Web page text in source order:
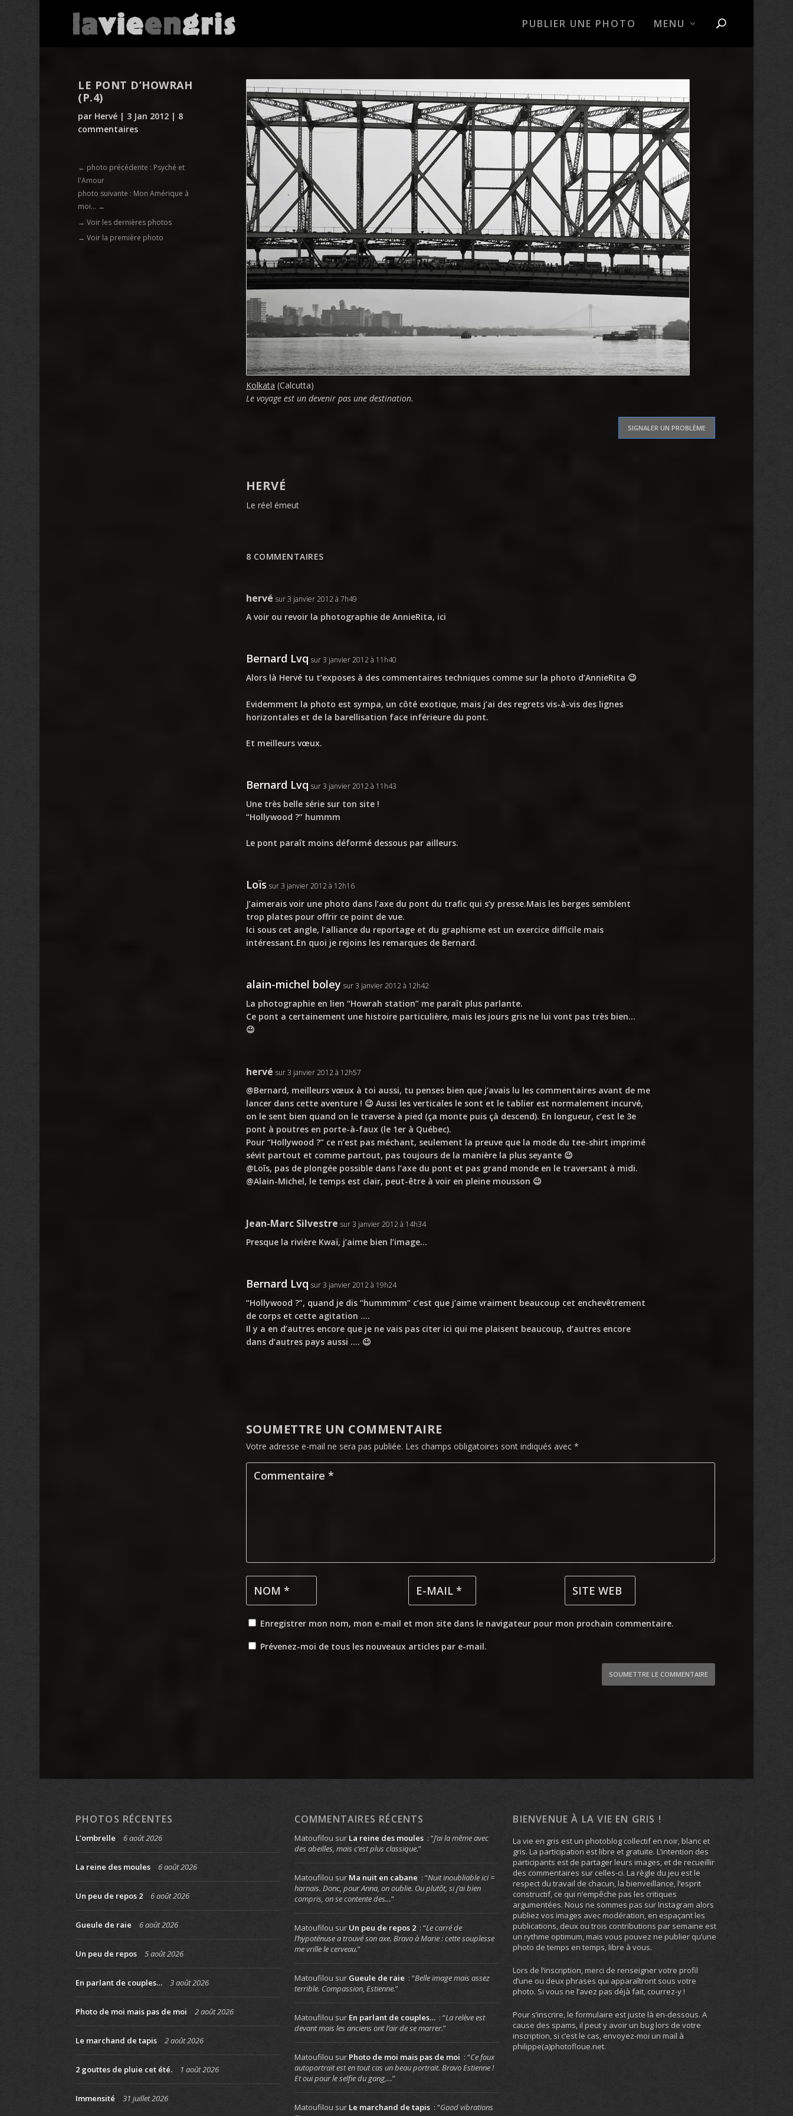
PUBLIER UNE PHOTO MENU
LE PONT D’HOWRAH
(P.4)
par Hervé | 3 Jan 2012 | 8
commentaires
← photo précédente : Psyché et
l'Amour
photo suivante : Mon Amérique à
moi... →
→ Voir les dernières photos
→ Voir la première photo
Kolkata (Calcutta)
Le voyage est un devenir pas une destination.
SIGNALER UN PROBLÈME
HERVÉ
Le réel émeut
8 COMMENTAIRES
hervé sur 3 janvier 2012 à 7h49
A voir ou revoir la photographie de AnnieRita, ici
Bernard Lvq sur 3 janvier 2012 à 11h40
Alors là Hervé tu t’exposes à des commentaires techniques comme sur la photo d’AnnieRita 😉
Evidemment la photo est sympa, un côté exotique, mais j’ai des regrets vis-à-vis des lignes
horizontales et de la barellisation face inférieure du pont.
Et meilleurs vœux.
Bernard Lvq sur 3 janvier 2012 à 11h43
Une très belle série sur ton site !
“Hollywood ?” hummm
Le pont paraît moins déformé dessous par ailleurs.
Loïs sur 3 janvier 2012 à 12h16
J’aimerais voir une photo dans l’axe du pont du trafic qui s’y presse.Mais les berges semblent
trop plates pour offrir ce point de vue.
Ici sous cet angle, l’alliance du reportage et du graphisme est un exercice difficile mais
intéressant.En quoi je rejoins les remarques de Bernard.
alain-michel boley sur 3 janvier 2012 à 12h42
La photographie en lien “Howrah station” me paraît plus parlante.
Ce pont a certainement une histoire particulière, mais les jours gris ne lui vont pas très bien…
😉
hervé sur 3 janvier 2012 à 12h57
@Bernard, meilleurs vœux à toi aussi, tu penses bien que j’avais lu les commentaires avant de me
lancer dans cette aventure ! 😉 Aussi les verticales le sont et le tablier est normalement incurvé,
on le sent bien quand on le traverse à pied (ça monte puis çà descend). En longueur, c’est le 3e
pont à poutres en porte-à-faux (le 1er à Québec).
Pour “Hollywood ?” ce n’est pas méchant, seulement la preuve que la mode du tee-shirt imprimé
sévit partout et comme partout, pas toujours de la manière la plus seyante 😉
@Loîs, pas de plongée possible dans l’axe du pont et pas grand monde en le traversant à midi.
@Alain-Michel, le temps est clair, peut-être à voir en pleine mousson 😉
Jean-Marc Silvestre sur 3 janvier 2012 à 14h34
Presque la rivière Kwaï, j’aime bien l’image…
Bernard Lvq sur 3 janvier 2012 à 19h24
“Hollywood ?”, quand je dis “hummmm” c’est que j’aime vraiment beaucoup cet enchevêtrement
de corps et cette agitation ….
Il y a en d’autres encore que je ne vais pas citer ici qui me plaisent beaucoup, d’autres encore
dans d’autres pays aussi …. 😉
SOUMETTRE UN COMMENTAIRE
Votre adresse e-mail ne sera pas publiée. Les champs obligatoires sont indiqués avec *
Enregistrer mon nom, mon e-mail et mon site dans le navigateur pour mon prochain commentaire.
Prévenez-moi de tous les nouveaux articles par e-mail.
SOUMETTRE LE COMMENTAIRE
PHOTOS RÉCENTES
L’ombrelle 6 août 2026
La reine des moules 6 août 2026
Un peu de repos 2 6 août 2026
Gueule de raie 6 août 2026
Un peu de repos 5 août 2026
En parlant de couples… 3 août 2026
Photo de moi mais pas de moi 2 août 2026
Le marchand de tapis 2 août 2026
2 gouttes de pluie cet été. 1 août 2026
Immensité 31 juillet 2026
COMMENTAIRES RÉCENTS
Matoufilou sur La reine des moules : “J’ai la même avec
des abeilles, mais c’est plus classique.”
Matoufilou sur Ma nuit en cabane : “Nuit inoubliable ici =
harnais. Donc, pour Anna, on oublie. Ou plutôt, si j’ai bien
compris, on se contente des…”
Matoufilou sur Un peu de repos 2 : “Le carré de
l’hypoténuse a trouvé son axe. Bravo à Marie : cette souplesse
me vrille le cerveau.”
Matoufilou sur Gueule de raie : “Belle image mais assez
terrible. Compassion, Estienne.”
Matoufilou sur En parlant de couples… : “La relève est
devant mais les anciens ont l’air de se marrer.”
Matoufilou sur Photo de moi mais pas de moi : “Ce faux
autoportrait est en tout cas un beau portrait. Bravo Estienne !
Et oui pour le selfie du gang,…”
Matoufilou sur Le marchand de tapis : “Good vibrations
BIENVENUE À LA VIE EN GRIS !
La vie en gris est un photoblog collectif en noir, blanc et
gris. La participation est libre et gratuite. L’intention des
participants est de partager leurs images, et de recueillir
des commentaires sur celles-ci. La règle du jeu est le
respect du travail de chacun, la bienveillance, l’esprit
constructif, ce qui n’empêche pas les critiques
argumentées. Nous ne sommes pas sur Instagram alors
publiez vos images avec modération, en espaçant les
publications, deux ou trois contributions par semaine est
un rythme optimum, mais vous pouvez ne publier qu’une
photo de temps en temps, libre à vous.
Lors de l’inscription, merci de renseigner votre profil
d’une ou deux phrases qui apparaîtront sous votre
photo. Si vous ne l’avez pas déjà fait, courrez-y !
Pour s’inscrire, le formulaire est juste là en-dessous. A
cause des spams, il peut y avoir un bug lors de votre
inscription, si c’est le cas, envoyez-moi un mail à
philippe(a)photofloue.net.